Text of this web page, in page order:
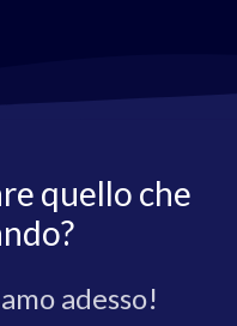
quello che
adesso!